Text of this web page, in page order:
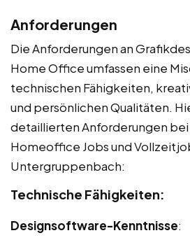
Anforderungen
Die Anforderungen an
Home Office umfassen eine
technischen Fähigkeiten,
und persönlichen Qualitäten.
detaillierten Anforderungen
Homeoffice Jobs und
Untergruppenbach:
Technische Fähigkeiten:
Designsoftware-Kenntnisse: